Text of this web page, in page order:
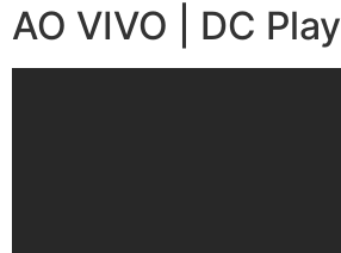
AO VIVO | DC Play